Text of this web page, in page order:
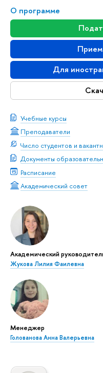
О программе
Для
Учебные курсы
Преподаватели
Число студентов и
Документы
Расписание
Академический совет
Академический
Жукова Лилия Фаилевна
Менеджер
Голованова Анна Валерьевна